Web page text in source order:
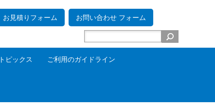
お見積りフォーム お問い合わせ フォーム
トピックス ご利用のガイドライン